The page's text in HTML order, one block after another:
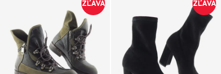
ZĽAVA ZĽAVA